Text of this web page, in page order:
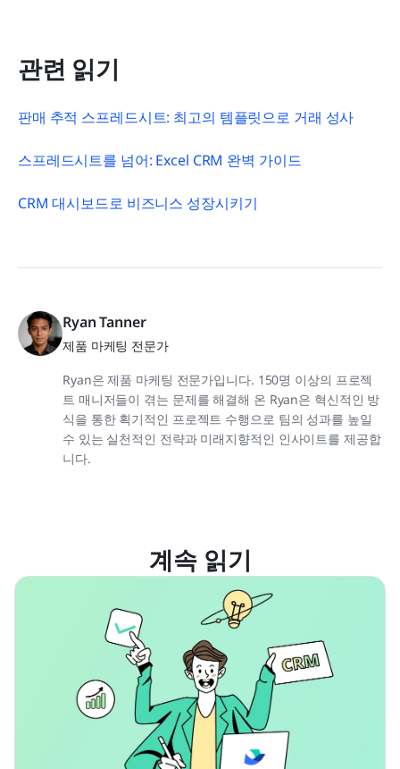
관련 읽기
판매 추적 스프레드시트: 최고의 템플릿으로 거래 성사
스프레드시트를 넘어: Excel CRM 완벽 가이드
CRM 대시보드로 비즈니스 성장시키기
Ryan Tanner
제품 마케팅 전문가
Ryan은 제품 마케팅 전문가입니다. 150명 이상의 프로젝
트 매니저들이 겪는 문제를 해결해 온 Ryan은 혁신적인 방
식을 통한 획기적인 프로젝트 수행으로 팀의 성과를 높일
수 있는 실천적인 전략과 미래지향적인 인사이트를 제공합
니다.
계속 읽기